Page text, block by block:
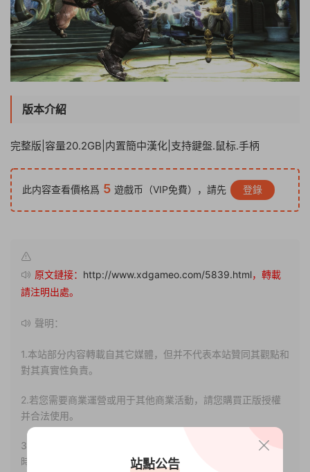
版本介紹
完整版|容量20.2GB|内置簡中漢化|支持鍵盤.鼠标.手柄
此内容查看價格爲 5 遊戲币（VIP免費），請先 登錄
原文鏈接： http://www.xdgameo.com/5839.html，轉載
請注明出處。
聲明：
1.本站部分内容轉載自其它媒體，但并不代表本站贊同其觀點和
對其真實性負責。
2.若您需要商業運營或用于其他商業活動，請您購買正版授權
并合法使用。
3.如果本站有侵犯、不妥之處的資源，請聯系我們。将會第一
時間解決！
站點公告